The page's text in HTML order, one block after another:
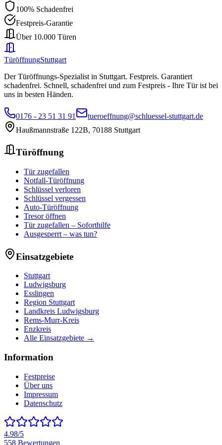
100% Schadenfrei
Festpreis-Garantie
Über 10.000 Türen
TüröffnungStuttgart
Der Türöffnungs-Spezialist in Stuttgart. Festpreis. Garantiert
schadenfrei. Schnell, schadenfrei und zum Festpreis - Ihre Tür ist bei
uns in besten Händen.
0176 - 23 51 31 91
tueroeffnung@schluessel-stuttgart.de
Haußmannstraße 122B, 70188 Stuttgart
Türöffnung
Tür zugefallen
Notfall-Türöffnung
Schlüssel verloren
Schlüssel vergessen
Auto-Türöffnung
Tresor öffnen
Tür zugefallen – Soforthilfe
Ausgesperrt – was tun?
Einsatzgebiete
Stuttgart
Ludwigsburg
Esslingen
Region Stuttgart
Landkreis Ludwigsburg
Rems-Murr-Kreis
Enzkreis
Alle Einsatzgebiete →
Information
Festpreise
Über uns
Impressum
Datenschutz
4.98/5
558 Bewertungen